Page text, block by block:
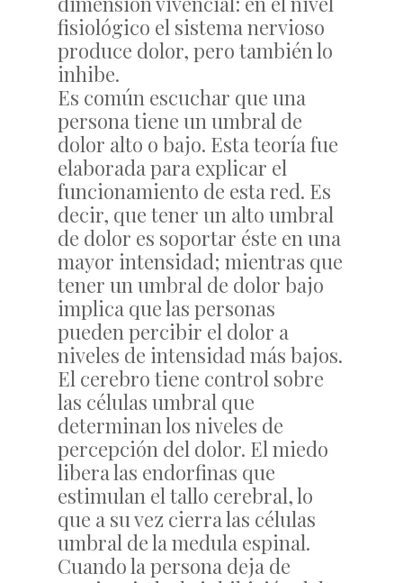
fisiológico el sistema nervioso
produce dolor, pero también lo
inhibe.
Es común escuchar que una
persona tiene un umbral de
dolor alto o bajo. Esta teoría fue
elaborada para explicar el
funcionamiento de esta red. Es
decir, que tener un alto umbral
de dolor es soportar éste en una
mayor intensidad; mientras que
tener un umbral de dolor bajo
implica que las personas
pueden percibir el dolor a
niveles de intensidad más bajos.
El cerebro tiene control sobre
las células umbral que
determinan los niveles de
percepción del dolor. El miedo
libera las endorfinas que
estimulan el tallo cerebral, lo
que a su vez cierra las células
umbral de la medula espinal.
Cuando la persona deja de